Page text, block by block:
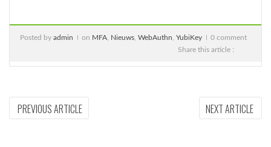
Posted by admin on MFA, Nieuws, WebAuthn, YubiKey
0 comment
Share this article :
Bericht
PREVIOUS ARTICLEPREVIOUS
ARTICLE:
NEXT ARTICLE